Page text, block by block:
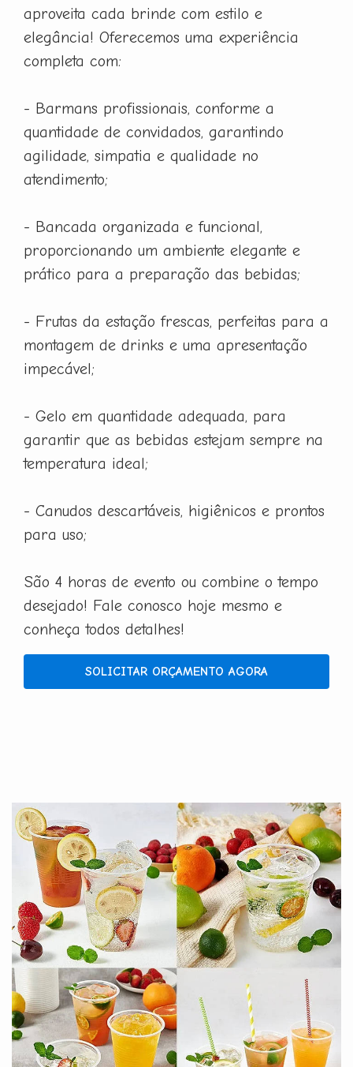
aproveita cada brinde com estilo e
elegância! Oferecemos uma experiência
completa com:
- Barmans profissionais, conforme a
quantidade de convidados, garantindo
agilidade, simpatia e qualidade no
atendimento;
- Bancada organizada e funcional,
proporcionando um ambiente elegante e
prático para a preparação das bebidas;
- Frutas da estação frescas, perfeitas para a
montagem de drinks e uma apresentação
impecável;
- Gelo em quantidade adequada, para
garantir que as bebidas estejam sempre na
temperatura ideal;
- Canudos descartáveis, higiênicos e prontos
para uso;
São 4 horas de evento ou combine o tempo
desejado! Fale conosco hoje mesmo e
conheça todos detalhes!
SOLICITAR ORÇAMENTO AGORA